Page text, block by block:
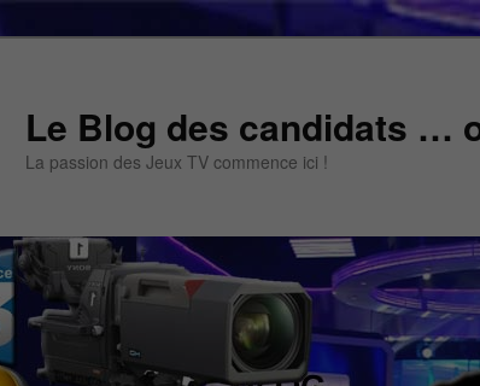
Le Blog des candidats …
La passion des Jeux TV commence ici !